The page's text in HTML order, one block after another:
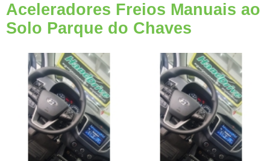
Aceleradores Freios Manuais ao
Solo Parque do Chaves